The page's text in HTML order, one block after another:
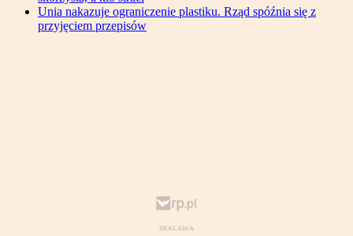
Unia nakazuje ograniczenie plastiku. Rząd spóźnia się z
przyjęciem przepisów